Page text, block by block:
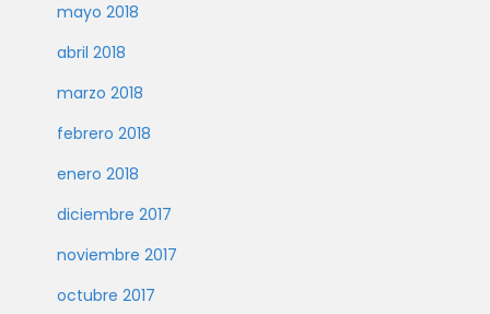
mayo 2018
abril 2018
marzo 2018
febrero 2018
enero 2018
diciembre 2017
noviembre 2017
octubre 2017